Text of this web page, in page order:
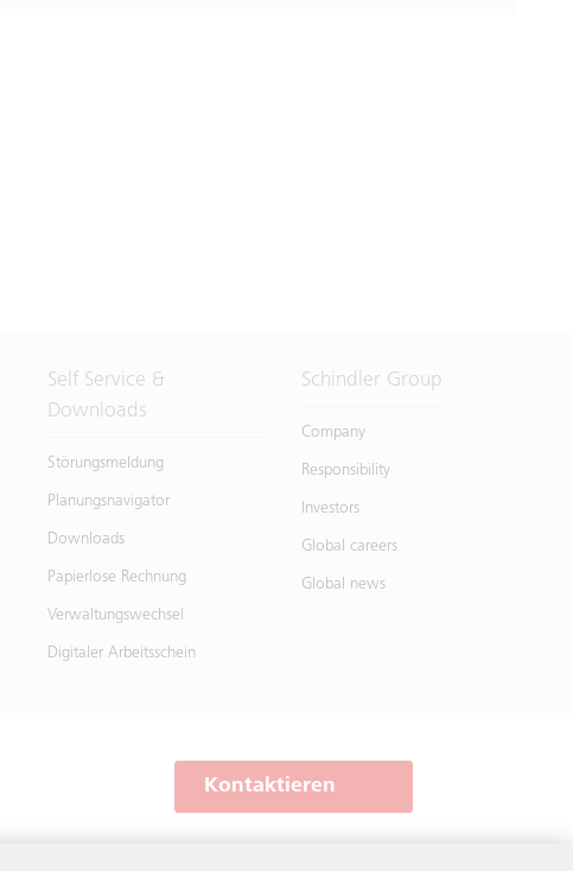
Self Service &
Downloads
Störungsmeldung
Planungsnavigator
Downloads
Papierlose Rechnung
Verwaltungswechsel
Digitaler Arbeitsschein
Schindler Group
Company
Responsibility
Investors
Global careers
Global news
Kontaktieren